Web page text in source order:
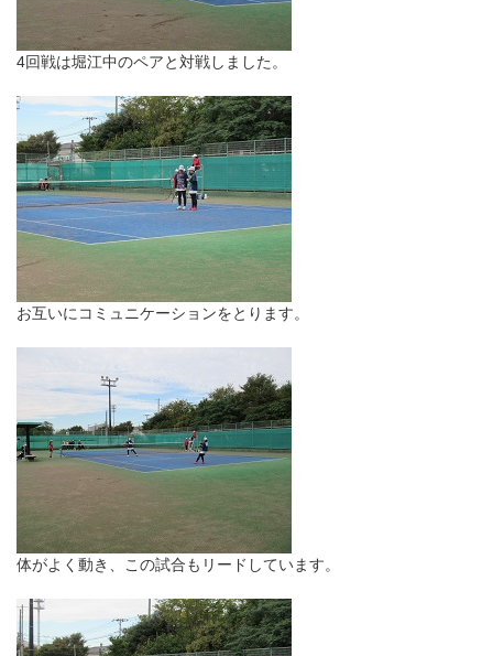
4回戦は堀江中のペアと対戦しました。
お互いにコミュニケーションをとります。
体がよく動き、この試合もリードしています。